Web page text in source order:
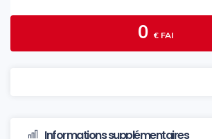
0 € FAI
Informations supplémentaires